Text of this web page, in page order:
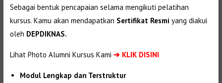
Sebagai bentuk pencapaian selama mengikuti pelatihan
kursus. Kamu akan mendapatkan Sertifikat Resmi yang diakui
oleh DEPDIKNAS.
Lihat Photo Alumni Kursus Kami ➔ KLIK DISINI
Modul Lengkap dan Terstruktur